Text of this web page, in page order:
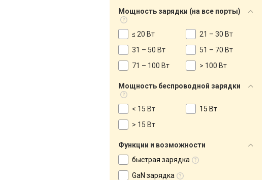
Мощность зарядки (на все порты)
≤ 20 Вт
21 – 30 Вт
31 – 50 Вт
51 – 70 Вт
71 – 100 Вт
> 100 Вт
Мощность беспроводной зарядки
< 15 Вт
15 Вт
> 15 Вт
Функции и возможности
быстрая зарядка
GaN зарядка